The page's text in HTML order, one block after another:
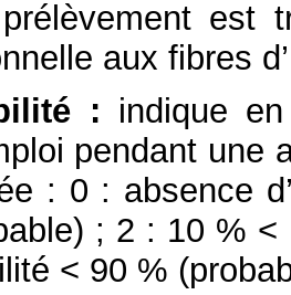
est
aux fibres
: indique
pendant une
: 0 : absence
; 2 : 10 %
< 90 %